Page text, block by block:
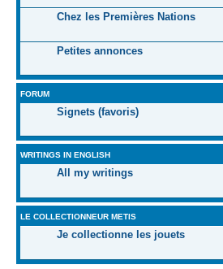
Chez les Premières Nations
Petites annonces
FORUM
Signets (favoris)
WRITINGS IN ENGLISH
All my writings
LE COLLECTIONNEUR METIS
Je collectionne les jouets